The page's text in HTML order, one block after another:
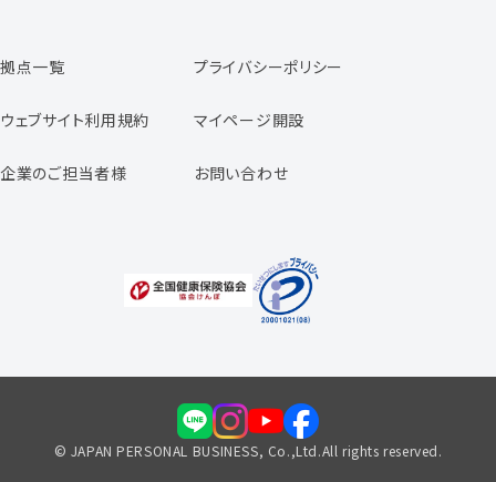
スタッフの声
専任コンサルタントの声
福利厚生のご案内
拠点一覧 プライバシーポリシー
ウェブサイト利用規約 マイページ開設
企業のご担当者様 お問い合わせ
© JAPAN PERSONAL BUSINESS, Co.,Ltd.All rights reserved.